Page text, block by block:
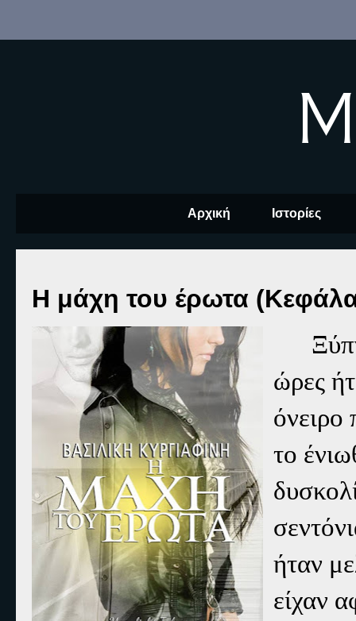
Αρχική Ιστορίες
Η μάχη του έρωτα
ώρες
όνειρο
το
ήταν
είχαν